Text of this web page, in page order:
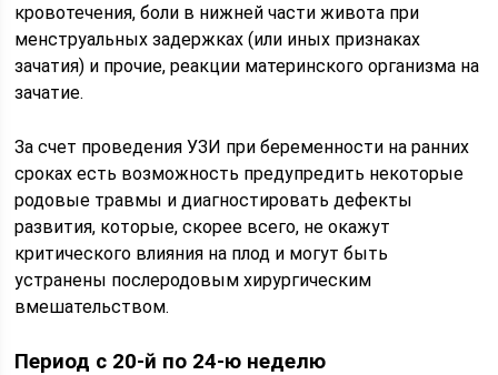
кровотечения, боли в нижней части живота при
менструальных задержках (или иных признаках
зачатия) и прочие, реакции материнского организма на
зачатие.
За счет проведения УЗИ при беременности на ранних
сроках есть возможность предупредить некоторые
родовые травмы и диагностировать дефекты
развития, которые, скорее всего, не окажут
критического влияния на плод и могут быть
устранены послеродовым хирургическим
вмешательством.
Период с 20-й по 24-ю неделю